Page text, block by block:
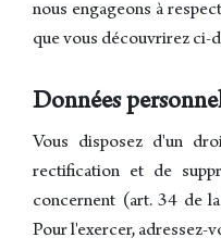
nous engageons à
que vous découvrirez ci-
Données
Vous disposez d'un
rectification et de
concernent (art. 34 de
Pour l'exercer, adressez-